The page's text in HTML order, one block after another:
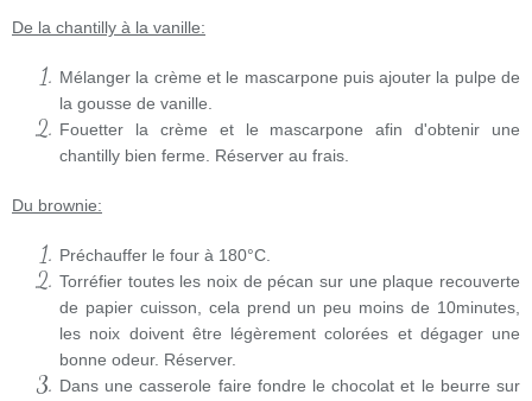
De la chantilly à la vanille:
Mélanger la crème et le mascarpone puis ajouter la pulpe de
la gousse de vanille.
Fouetter la crème et le mascarpone afin d'obtenir une
chantilly bien ferme. Réserver au frais.
Du brownie:
Préchauffer le four à 180°C.
Torréfier toutes les noix de pécan sur une plaque recouverte
de papier cuisson, cela prend un peu moins de 10minutes,
les noix doivent être légèrement colorées et dégager une
bonne odeur. Réserver.
Dans une casserole faire fondre le chocolat et le beurre sur